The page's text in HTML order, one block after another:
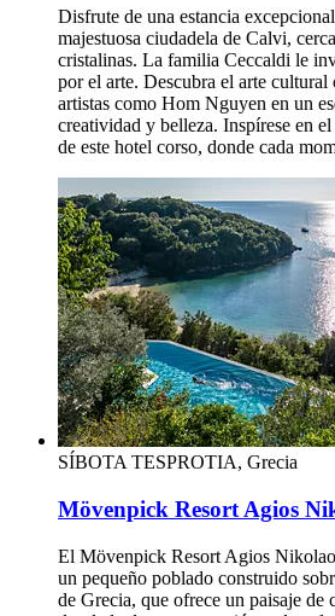
Disfrute de una estancia
majestuosa ciudadela de Calvi,
cristalinas. La familia Ceccaldi le
por el arte. Descubra el arte cultural
artistas como Hom Nguyen en un
creatividad y belleza. Inspírese en
de este hotel corso, donde cada
SÍBOTA TESPROTIA, Grecia
Mövenpick Resort Agios
El Mövenpick Resort Agios
un pequeño poblado construido
de Grecia, que ofrece un paisaje de